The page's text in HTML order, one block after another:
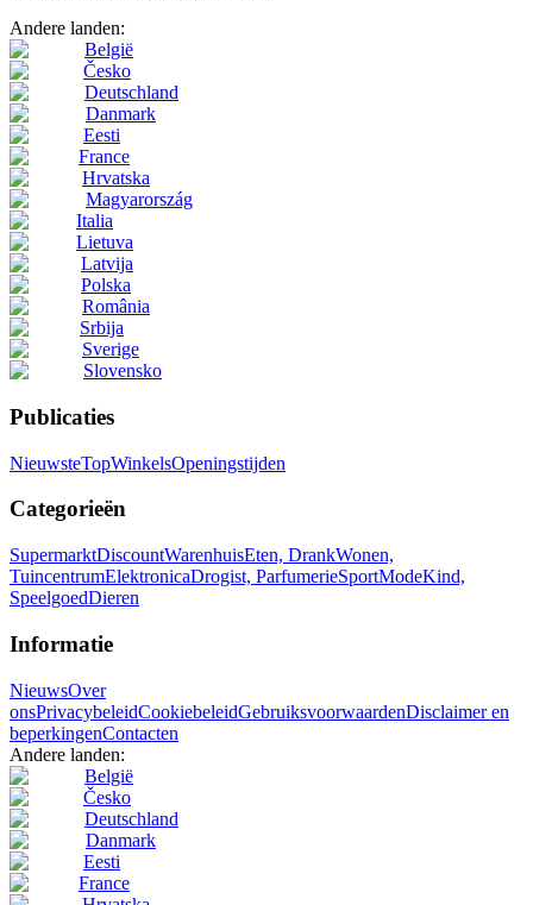
Andere landen:
België
Česko
Deutschland
Danmark
Eesti
France
Hrvatska
Magyarország
Italia
Lietuva
Latvija
Polska
România
Srbija
Sverige
Slovensko
Publicaties
NieuwsteTopWinkelsOpeningstijden
Categorieën
SupermarktDiscountWarenhuisEten, DrankWonen,
TuincentrumElektronicaDrogist, ParfumerieSportModeKind,
SpeelgoedDieren
Informatie
NieuwsOver
onsPrivacybeleidCookiebeleidGebruiksvoorwaardenDisclaimer en
beperkingenContacten
Andere landen:
België
Česko
Deutschland
Danmark
Eesti
France